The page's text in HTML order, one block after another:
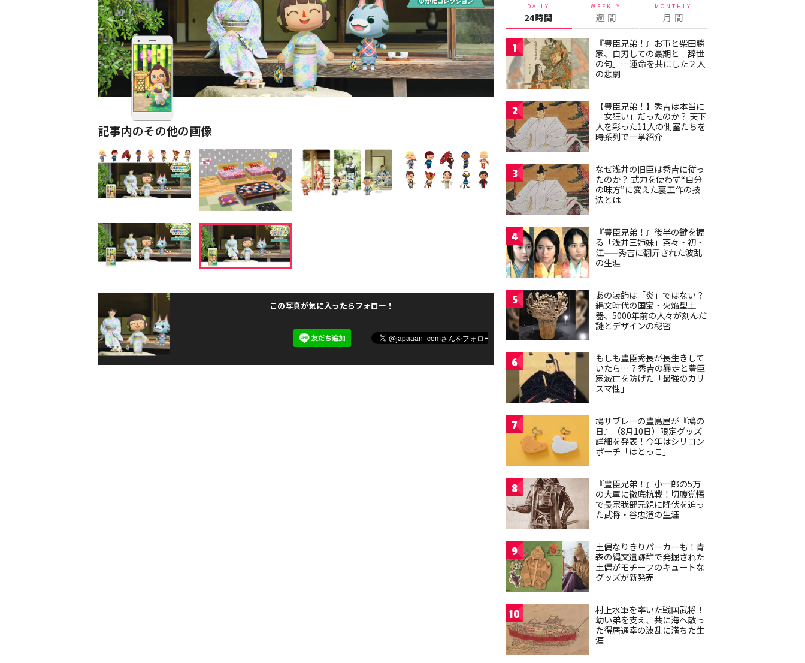
記事内のその他の画像
この写真が気に入ったらフォロー！
DAILY
24時間
WEEKLY
週 間
MONTHLY
月 間
1
『豊臣兄弟！』お市と柴田勝
家、自刃しての最期と「辞世
の句」…運命を共にした２人
の悲劇
2
【豊臣兄弟！】秀吉は本当に
「女狂い」だったのか？ 天下
人を彩った11人の側室たちを
時系列で一挙紹介
3
なぜ浅井の旧臣は秀吉に従っ
たのか？ 武力を使わず“自分
の味方”に変えた裏工作の技
法とは
4
『豊臣兄弟！』後半の鍵を握
る「浅井三姉妹」茶々・初・
江——秀吉に翻弄された波乱
の生涯
5
あの装飾は「炎」ではない？
縄文時代の国宝・火焔型土
器、5000年前の人々が刻んだ
謎とデザインの秘密
6
もしも豊臣秀長が長生きして
いたら…？秀吉の暴走と豊臣
家滅亡を防げた「最強のカリ
スマ性」
7
鳩サブレーの豊島屋が『鳩の
日』（8月10日）限定グッズ
詳細を発表！今年はシリコン
ポーチ「はとっこ」
8
『豊臣兄弟！』小一郎の5万
の大軍に徹底抗戦！切腹覚悟
で長宗我部元親に降伏を迫っ
た武将・谷忠澄の生涯
9
土偶なりきりパーカーも！青
森の縄文遺跡群で発掘された
土偶がモチーフのキュートな
グッズが新発売
10
村上水軍を率いた戦国武将！
幼い弟を支え、共に海へ散っ
た得居通幸の波乱に満ちた生
涯